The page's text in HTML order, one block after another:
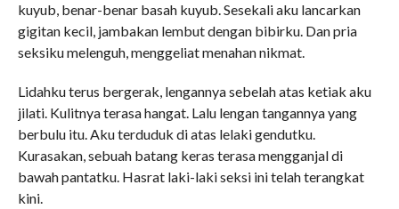
kuyub, benar-benar basah kuyub. Sesekali aku lancarkan
gigitan kecil, jambakan lembut dengan bibirku. Dan pria
seksiku melenguh, menggeliat menahan nikmat.
Lidahku terus bergerak, lengannya sebelah atas ketiak aku
jilati. Kulitnya terasa hangat. Lalu lengan tangannya yang
berbulu itu. Aku terduduk di atas lelaki gendutku.
Kurasakan, sebuah batang keras terasa mengganjal di
bawah pantatku. Hasrat laki-laki seksi ini telah terangkat
kini.